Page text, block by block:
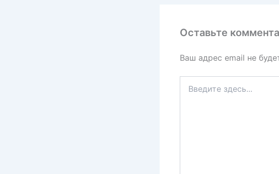
Оставьте
Ваш адрес email не
здесь...